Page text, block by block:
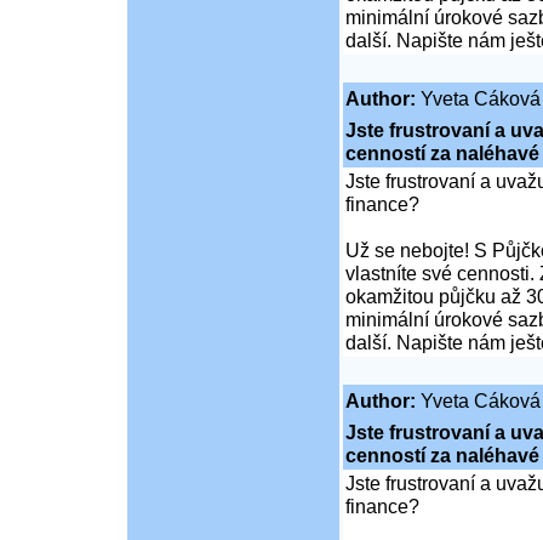
minimální úrokové
další. Napište nám
Author: Yveta Cáková
Jste frustrovaní a
cenností za
Jste frustrovaní a
finance?
Už se nebojte! S
vlastníte své cennosti.
okamžitou půjčku až
minimální úrokové
další. Napište nám
Author: Yveta Cáková
Jste frustrovaní a
cenností za
Jste frustrovaní a
finance?